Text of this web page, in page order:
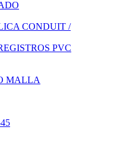
CONDUIT /
PVC
MALLA